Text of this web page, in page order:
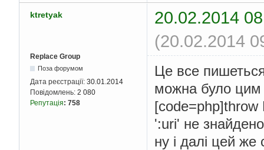
ktretyak
20.02.2014
(20.02.2014
Replace Group
Поза форумом
Дата реєстрації: 30.01.2014
Повідомлень: 2 080
Репутація: 758
Це все
можна було цим
':uri' не
ну і далі цей